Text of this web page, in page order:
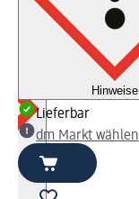
Hinweise
Lieferbar
dm Markt wählen